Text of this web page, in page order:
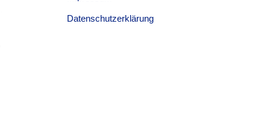
Datenschutzerklärung